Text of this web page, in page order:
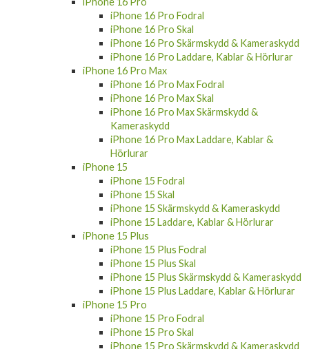
iPhone 16 Plus Fodral
iPhone 16 Plus Skal
iPhone 16 Plus Skärmskydd & Kameraskydd
iPhone 16 Plus Laddare, Kablar & Hörlurar
iPhone 16 Pro
iPhone 16 Pro Fodral
iPhone 16 Pro Skal
iPhone 16 Pro Skärmskydd & Kameraskydd
iPhone 16 Pro Laddare, Kablar & Hörlurar
iPhone 16 Pro Max
iPhone 16 Pro Max Fodral
iPhone 16 Pro Max Skal
iPhone 16 Pro Max Skärmskydd &
Kameraskydd
iPhone 16 Pro Max Laddare, Kablar &
Hörlurar
iPhone 15
iPhone 15 Fodral
iPhone 15 Skal
iPhone 15 Skärmskydd & Kameraskydd
iPhone 15 Laddare, Kablar & Hörlurar
iPhone 15 Plus
iPhone 15 Plus Fodral
iPhone 15 Plus Skal
iPhone 15 Plus Skärmskydd & Kameraskydd